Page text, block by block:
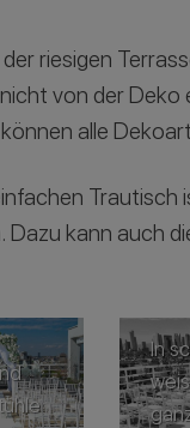
riesigen
von der Deko
alle
Trautisch
kann auch
In